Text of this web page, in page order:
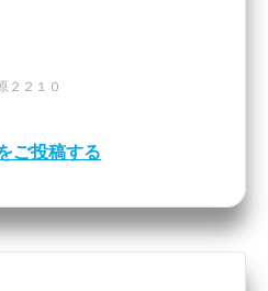
２２１０
ご投稿する